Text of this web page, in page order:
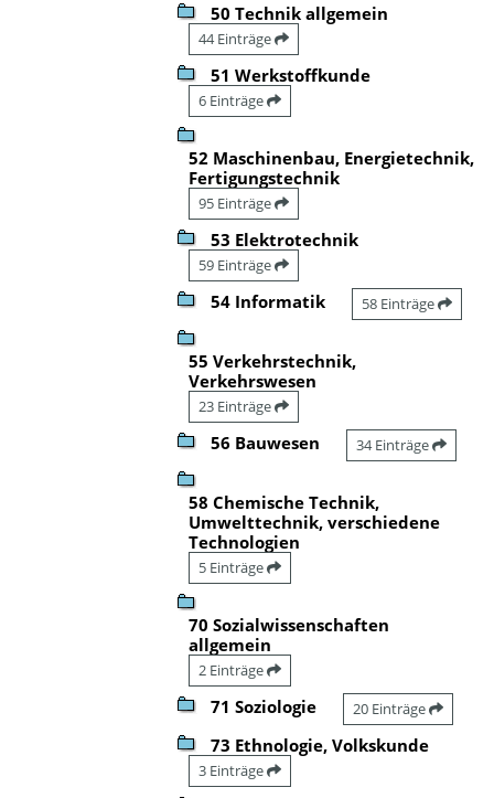
50 Technik allgemein
44 Einträge
51 Werkstoffkunde
6 Einträge
52 Maschinenbau, Energietechnik,
Fertigungstechnik
95 Einträge
53 Elektrotechnik
59 Einträge
54 Informatik 58 Einträge
55 Verkehrstechnik,
Verkehrswesen
23 Einträge
56 Bauwesen 34 Einträge
58 Chemische Technik,
Umwelttechnik, verschiedene
Technologien
5 Einträge
70 Sozialwissenschaften
allgemein
2 Einträge
71 Soziologie 20 Einträge
73 Ethnologie, Volkskunde
3 Einträge